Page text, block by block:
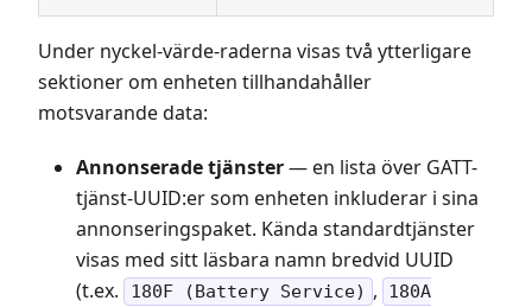
Under nyckel-värde-raderna visas två ytterligare
sektioner om enheten tillhandahåller
motsvarande data:
Annonserade tjänster— en lista över GATT-
tjänst-UUID:ersom enheten inkluderar i sina
annonseringspaket. Kända standardtjänster
visas med sitt läsbara namn bredvid UUID
(t.ex.
180F (Battery Service) ,
180A